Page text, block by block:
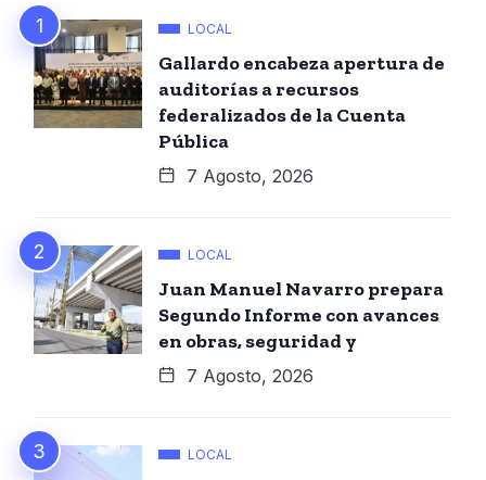
LOCAL
Gallardo encabeza apertura de
auditorías a recursos
federalizados de la Cuenta
Pública
7 Agosto, 2026
LOCAL
Juan Manuel Navarro prepara
Segundo Informe con avances
en obras, seguridad y
7 Agosto, 2026
LOCAL